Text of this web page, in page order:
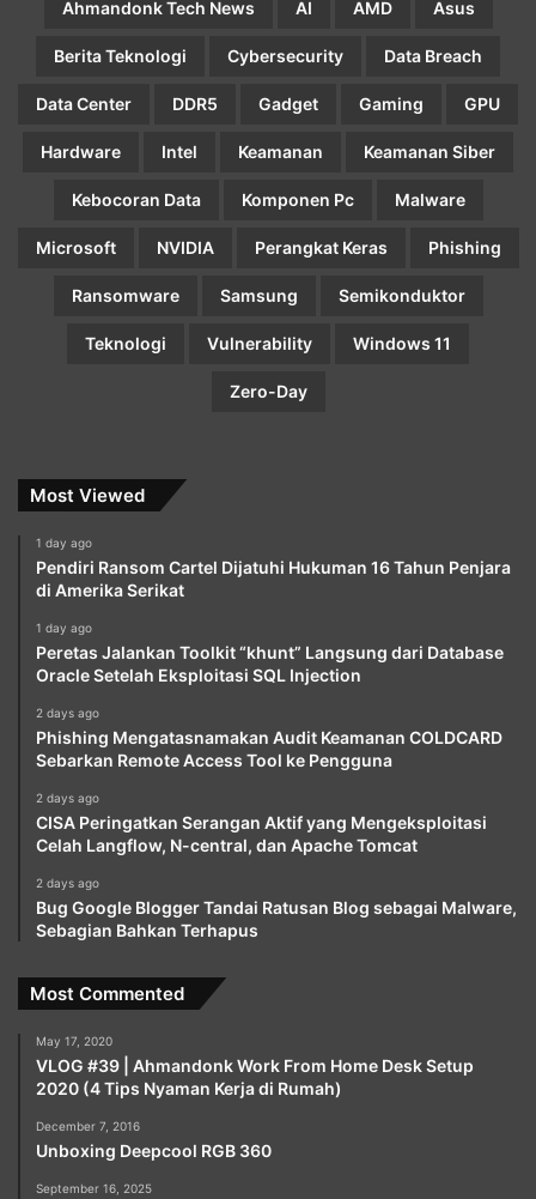
Ahmandonk Tech News AI AMD Asus
Berita Teknologi Cybersecurity Data Breach
Data Center DDR5 Gadget Gaming GPU
Hardware Intel Keamanan Keamanan Siber
Kebocoran Data Komponen Pc Malware
Microsoft NVIDIA Perangkat Keras Phishing
Ransomware Samsung Semikonduktor
Teknologi Vulnerability Windows 11
Zero-Day
Most Viewed
1 day ago
Pendiri Ransom Cartel Dijatuhi Hukuman 16 Tahun Penjara
di Amerika Serikat
1 day ago
Peretas Jalankan Toolkit “khunt” Langsung dari Database
Oracle Setelah Eksploitasi SQL Injection
2 days ago
Phishing Mengatasnamakan Audit Keamanan COLDCARD
Sebarkan Remote Access Tool ke Pengguna
2 days ago
CISA Peringatkan Serangan Aktif yang Mengeksploitasi
Celah Langflow, N-central, dan Apache Tomcat
2 days ago
Bug Google Blogger Tandai Ratusan Blog sebagai Malware,
Sebagian Bahkan Terhapus
Most Commented
May 17, 2020
VLOG #39 | Ahmandonk Work From Home Desk Setup
2020 (4 Tips Nyaman Kerja di Rumah)
December 7, 2016
Unboxing Deepcool RGB 360
September 16, 2025